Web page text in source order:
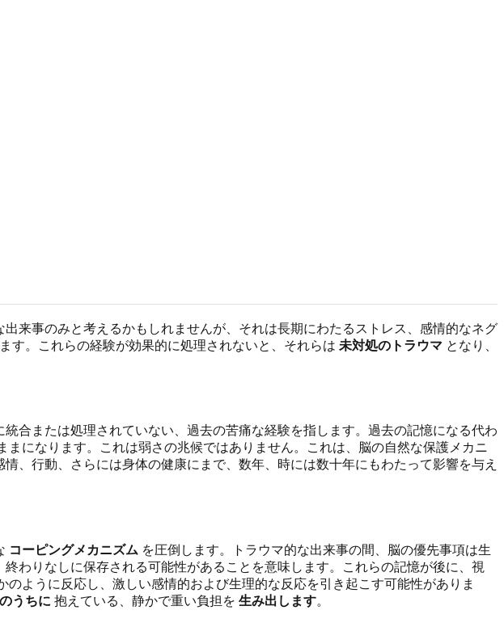
来事のみと考えるかもしれませんが、それは長期にわたるストレス、感情的なネグ
す。これらの経験が効果的に処理されないと、それらは 未対処のトラウマ となり、
合または処理されていない、過去の苦痛な経験を指します。過去の記憶になる代わ
まになります。これは弱さの兆候ではありません。これは、脳の自然な保護メカニ
、行動、さらには身体の健康にまで、数年、時には数十年にもわたって影響を与え
コーピングメカニズム を圧倒します。トラウマ的な出来事の間、脳の優先事項は生
わりなしに保存される可能性があることを意味します。これらの記憶が後に、視
ように反応し、激しい感情的および生理的な反応を引き起こす可能性がありま
うちに 抱えている、静かで重い負担を 生み出します。